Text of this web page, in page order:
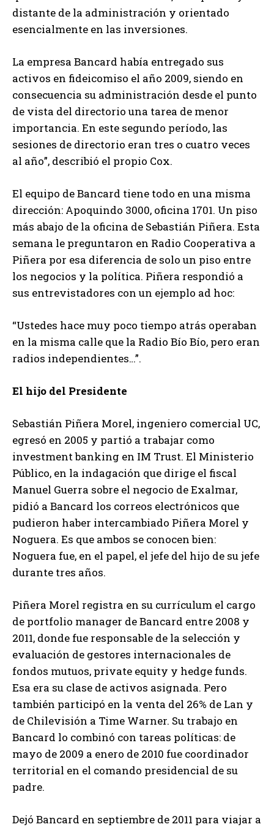
distante de la administración y orientado
esencialmente en las inversiones.
La empresa Bancard había entregado sus
activos en fideicomiso el año 2009, siendo en
consecuencia su administración desde el punto
de vista del directorio una tarea de menor
importancia. En este segundo período, las
sesiones de directorio eran tres o cuatro veces
al año”, describió el propio Cox.
El equipo de Bancard tiene todo en una misma
dirección: Apoquindo 3000, oficina 1701. Un piso
más abajo de la oficina de Sebastián Piñera. Esta
semana le preguntaron en Radio Cooperativa a
Piñera por esa diferencia de solo un piso entre
los negocios y la política. Piñera respondió a
sus entrevistadores con un ejemplo ad hoc:
“Ustedes hace muy poco tiempo atrás operaban
en la misma calle que la Radio Bío Bío, pero eran
radios independientes…”.
El hijo del Presidente
Sebastián Piñera Morel, ingeniero comercial UC,
egresó en 2005 y partió a trabajar como
investment banking en IM Trust. El Ministerio
Público, en la indagación que dirige el fiscal
Manuel Guerra sobre el negocio de Exalmar,
pidió a Bancard los correos electrónicos que
pudieron haber intercambiado Piñera Morel y
Noguera. Es que ambos se conocen bien:
Noguera fue, en el papel, el jefe del hijo de su jefe
durante tres años.
Piñera Morel registra en su currículum el cargo
de portfolio manager de Bancard entre 2008 y
2011, donde fue responsable de la selección y
evaluación de gestores internacionales de
fondos mutuos, private equity y hedge funds.
Esa era su clase de activos asignada. Pero
también participó en la venta del 26% de Lan y
de Chilevisión a Time Warner. Su trabajo en
Bancard lo combinó con tareas políticas: de
mayo de 2009 a enero de 2010 fue coordinador
territorial en el comando presidencial de su
padre.
Dejó Bancard en septiembre de 2011 para viajar a